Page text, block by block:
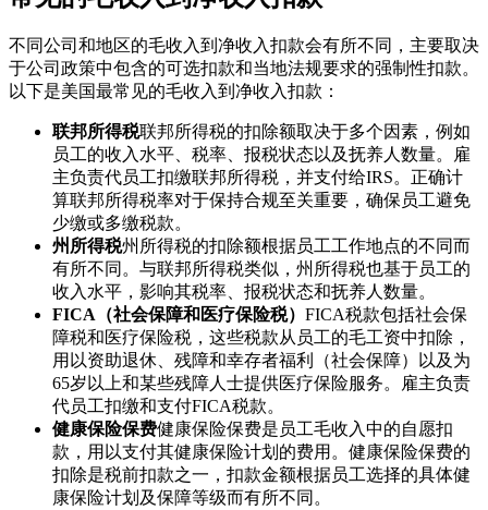
不同公司和地区的毛收入到净收入扣款会有所不同，主要取决
于公司政策中包含的可选扣款和当地法规要求的强制性扣款。
以下是美国最常见的毛收入到净收入扣款：
联邦所得税联邦所得税的扣除额取决于多个因素，例如
员工的收入水平、税率、报税状态以及抚养人数量。雇
主负责代员工扣缴联邦所得税，并支付给IRS。正确计
算联邦所得税率对于保持合规至关重要，确保员工避免
少缴或多缴税款。
州所得税州所得税的扣除额根据员工工作地点的不同而
有所不同。与联邦所得税类似，州所得税也基于员工的
收入水平，影响其税率、报税状态和抚养人数量。
FICA（社会保障和医疗保险税） FICA税款包括社会保
障税和医疗保险税，这些税款从员工的毛工资中扣除，
用以资助退休、残障和幸存者福利（社会保障）以及为
65岁以上和某些残障人士提供医疗保险服务。雇主负责
代员工扣缴和支付FICA税款。
健康保险保费健康保险保费是员工毛收入中的自愿扣
款，用以支付其健康保险计划的费用。健康保险保费的
扣除是税前扣款之一，扣款金额根据员工选择的具体健
康保险计划及保障等级而有所不同。